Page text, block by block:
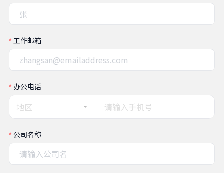
工作邮箱
办公电话
地区
公司名称